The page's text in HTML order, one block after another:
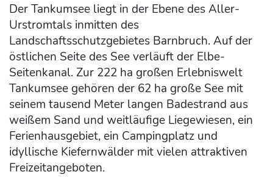
Der Tankumsee liegt in der Ebene des Aller-
Urstromtals inmitten des
Landschaftsschutzgebietes Barnbruch. Auf der
östlichen Seite des See verläuft der Elbe-
Seitenkanal. Zur 222 ha großen Erlebniswelt
Tankumsee gehören der 62 ha große See mit
seinem tausend Meter langen Badestrand aus
weißem Sand und weitläufige Liegewiesen, ein
Ferienhausgebiet, ein Campingplatz und
idyllische Kiefernwälder mit vielen attraktiven
Freizeitangeboten.